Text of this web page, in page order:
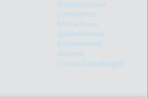
Erstinformation
Datenschutz
Bildnachweis
Quellenhinweis
Barrierefreiheit
Widerruf
Cookie-Einstellungen